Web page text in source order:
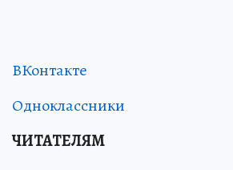
ВКонтакте
Одноклассники
ЧИТАТЕЛЯМ